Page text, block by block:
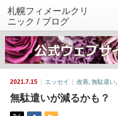
2021.7.15 エッセイ 改善, 無駄遣い,
無駄遣いが減るかも？